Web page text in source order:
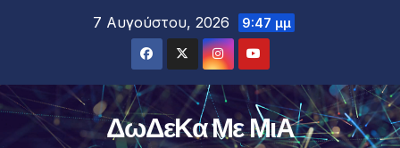
7 Αυγούστου, 2026 9:47 μμ
ΔωΔεΚα Με ΜιΑ